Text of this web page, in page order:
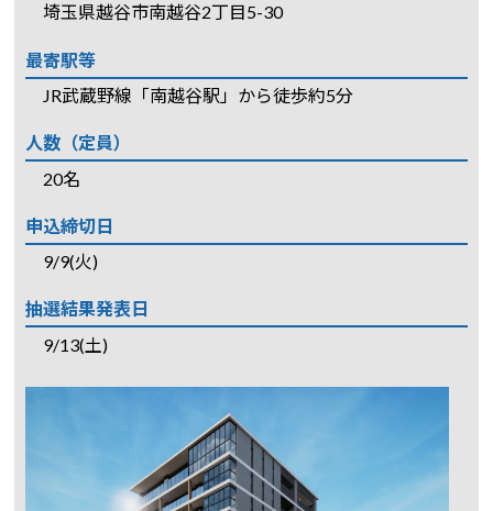
埼玉県越谷市南越谷2丁目5-30
最寄駅等
JR武蔵野線「南越谷駅」から徒歩約5分
人数（定員）
20名
申込締切日
9/9(火)
抽選結果発表日
9/13(土)